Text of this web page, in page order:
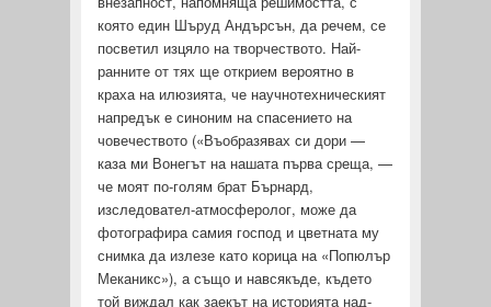
която един Шъруд Андърсън, да речем, се
посветил изцяло на творчеството. Най-
ранните от тях ще открием вероятно в
краха на илюзията, че научнотехническият
напредък е синоним на спасението на
човечеството («Въобразявах си дори —
каза ми Вонегът на нашата първа среща, —
че моят по-голям брат Бърнард,
изследовател-атмосферолог, може да
фотографира самия господ и цветната му
снимка да излезе като корица на «Попюлър
Меканикс»), а също и навсякъде, където
той виждал как заекът на историята над­